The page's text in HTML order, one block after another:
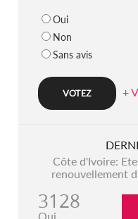
Oui
Non
Sans avis
+
Côte d'Ivoire:
renouvellement
3128
Oui